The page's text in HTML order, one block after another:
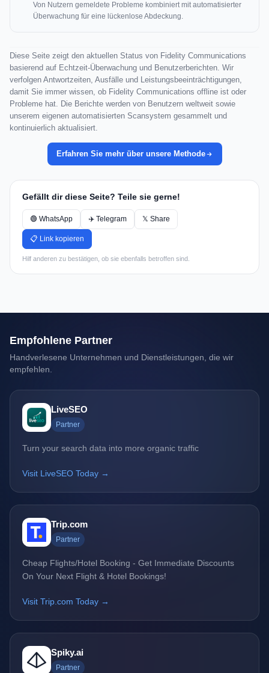
Von Nutzern gemeldete Probleme kombiniert mit automatisierter
Überwachung für eine lückenlose Abdeckung.
Diese Seite zeigt den aktuellen Status von Fidelity Communications
basierend auf Echtzeit-Überwachung und Benutzerberichten. Wir
verfolgen Antwortzeiten, Ausfälle und Leistungsbeeinträchtigungen,
damit Sie immer wissen, ob Fidelity Communications offline ist oder
Probleme hat. Die Berichte werden von Benutzern weltweit sowie
unserem eigenen automatisierten Scansystem gesammelt und
kontinuierlich aktualisiert.
Erfahren Sie mehr über unsere Methode
Gefällt dir diese Seite? Teile sie gerne!
🟢 WhatsApp ✈️ Telegram 𝕏 Share
📋 Link kopieren
Hilf anderen zu bestätigen, ob sie ebenfalls betroffen sind.
Empfohlene Partner
Handverlesene Unternehmen und Dienstleistungen, die wir
empfehlen.
LiveSEO
Partner
Turn your search data into more organic traffic
Visit LiveSEO Today →
Trip.com
Partner
Cheap Flights/Hotel Booking - Get Immediate Discounts
On Your Next Flight & Hotel Bookings!
Visit Trip.com Today →
Spiky.ai
Partner